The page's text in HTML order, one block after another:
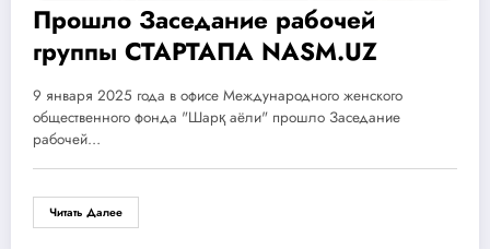
Прошло Заседание рабочей
группы СТАРТАПА NASM.UZ
9 января 2025 года в офисе Международного женского
общественного фонда "Шарқ аёли" прошло Заседание
рабочей…
Читать Далее